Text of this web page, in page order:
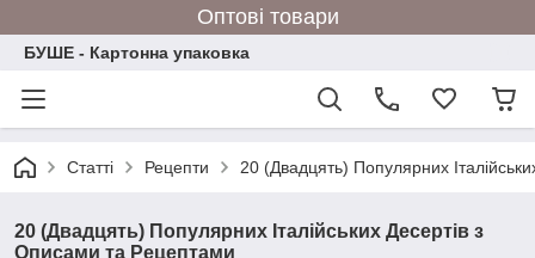
Оптові товари
БУШЕ - Картонна упаковка
Статті Рецепти 20 (Двадцять) Популярних
20 (Двадцять) Популярних Італійських Десертів з
Описами та Рецептами